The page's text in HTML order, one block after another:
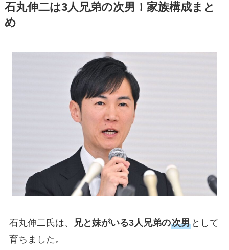
石丸伸二は3人兄弟の次男！家族構成まと
め
石丸伸二氏は、 兄と妹がいる3人兄弟の次男として
育ちました。